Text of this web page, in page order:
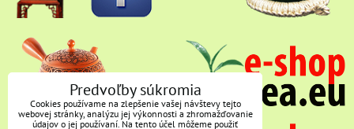
Predvoľby súkromia
Cookies používame na zlepšenie vašej návštevy tejto
webovej stránky, analýzu jej výkonnosti a zhromažďovanie
údajov o jej používaní. Na tento účel môžeme použiť